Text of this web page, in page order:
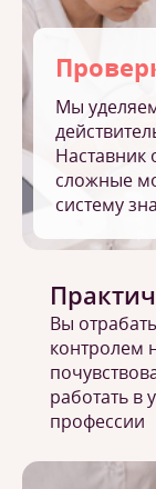
Мы
Наставник
сложные
систему
Вы
контролем
работать в
профессии